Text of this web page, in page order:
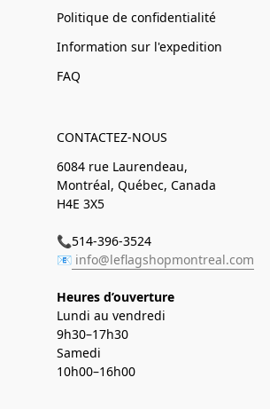
Politique de confidentialité
Information sur l'expedition
FAQ
CONTACTEZ-NOUS
6084 rue Laurendeau,
Montréal, Québec, Canada
H4E 3X5
📞514-396-3524
📧 info@leflagshopmontreal.com
Heures d’ouverture
Lundi au vendredi
9h30–17h30
Samedi
10h00–16h00